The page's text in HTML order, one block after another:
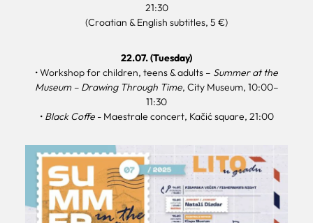
21:30
(Croatian & English subtitles, 5 €)
22.07. (Tuesday)
• Workshop for children, teens & adults – Summer at the
Museum – Drawing Through Time, City Museum, 10:00–
11:30
• Black Coffe- Maestrale concert, Kačić square, 21:00